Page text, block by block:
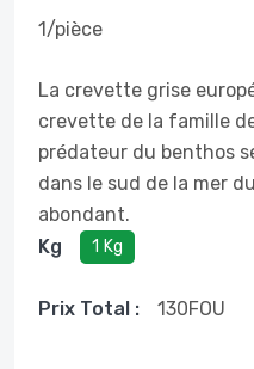
1/pièce
La crevette grise
crevette de la famille
prédateur du benthos
dans le sud de la mer
abondant.
Kg
1 Kg
Prix ​​total : 130FOU